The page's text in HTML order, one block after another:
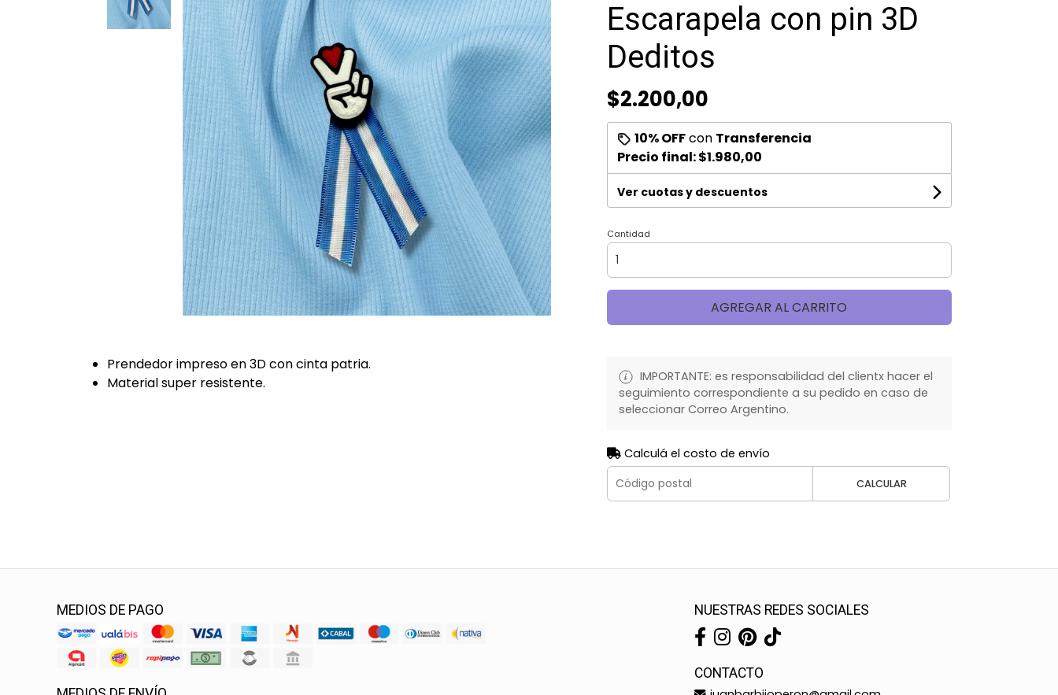
Prendedor impreso en 3D con cinta patria.
Material super resistente.
Escarapela con pin 3D
Deditos
$2.200,00
10% OFFcon Transferencia
Precio final:$1.980,00
Ver cuotas y descuentos
Cantidad
AGREGAR AL CARRITO
IMPORTANTE: es responsabilidad del clientx hacer el
seguimiento correspondiente a su pedido en caso de
seleccionar Correo Argentino.
Calculá el costo de envío
CALCULAR
MEDIOS DE PAGO NUESTRAS REDES SOCIALES
CONTACTO